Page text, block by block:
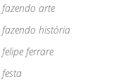
fazendo arte
fazendo história
felipe ferrare
festa